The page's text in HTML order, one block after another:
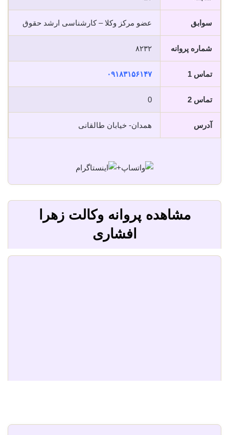
سوابق عضو مرکز وکلا – کارشناسی ارشد حقوق
شماره پروانه ۸۲۳۲
تماس 1 ۰۹۱۸۳۱۵۶۱۴۷
تماس 2 0
آدرس همدان- خیابان طالقانی
+
مشاهده پروانه وکالت زهرا
افشاری